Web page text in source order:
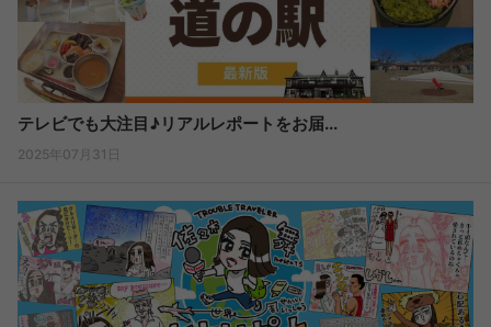
テレビでも大注目♪リアルレポートをお届...
2025年07月31日